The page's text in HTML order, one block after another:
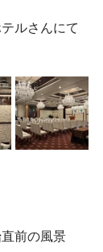
ルさんにて
前の風景